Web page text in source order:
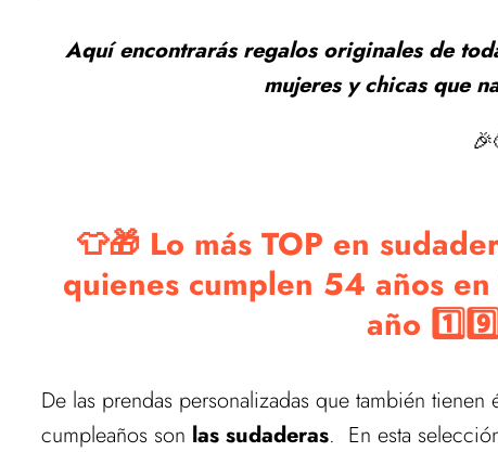
Aquí encontrarás regalos originales de
mujeres y chicas que
👕🎁 Lo más TOP en
quienes cumplen 54 años
año
De las prendas personalizadas que también
cumpleaños son las sudaderas. En esta